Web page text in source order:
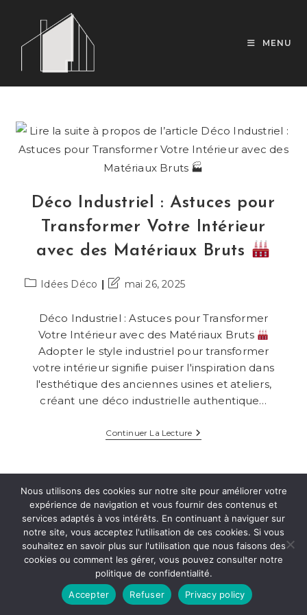
content
MENU
Déco Industriel : Astuces pour
Transformer Votre Intérieur
avec des Matériaux Bruts
PostIdées Déco
Dernière
de
la
publication :
mai 26, 2025
Déco Industriel : Astuces pour Transformer
Votre Intérieur avec des Matériaux Bruts
Adopter le style industriel pour transformer
votre intérieur signifie puiser l'inspiration dans
l'esthétique des anciennes usines et ateliers,
créant une déco industrielle authentique…
Continuer La LectureDéco
Industriel
Pour
Transformer
Votre
Intérieur
Avec
Des
Matériaux
Bruts
FACEBOOK TWITTER INSTAGRAM
© TOUS DROITS RÉSERVÉS. HABITATDISCOUNT.NET -
MENTIONS LÉGALES
Nous utilisons des cookies sur notre site pour améliorer votre
expérience de navigation et vous fournir des contenus et
services adaptés à vos intérêts. En continuant à naviguer sur
notre site, vous acceptez l'utilisation de ces cookies. Si vous
souhaitez en savoir plus sur l'utilisation que nous faisons des
cookies ou comment les gérer, vous pouvez consulter notre
politique de confidentialité.
Accepter
Refuser Privacy policy